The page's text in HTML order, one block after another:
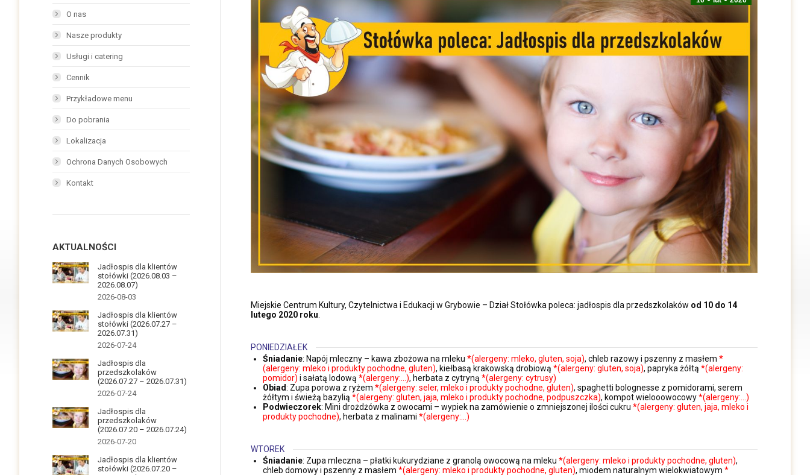
Miejskie Centrum Kultury, Czytelnictwa i Edukacji w Grybowie – Dział Stołówka poleca: jadłospis dla przedszkolaków od 10 do 14
lutego 2020 roku.
PONIEDZIAŁEK
Śniadanie: Napój mleczny – kawa zbożowa na mleku*(alergeny: mleko, gluten, soja), chleb razowy i pszenny z masłem*
(alergeny: mleko i produkty pochodne, gluten), kiełbasą krakowską drobiową*(alergeny: gluten, soja), papryka żółtą*(alergeny:
pomidor) i sałatą lodową*(alergeny:…), herbata z cytryną*(alergeny: cytrusy)
Obiad: Zupa porowa z ryżem*(alergeny: seler, mleko i produkty pochodne, gluten), spaghetti bolognesse z pomidorami, serem
żółtym i świeżą bazylią*(alergeny: gluten, jaja, mleko i produkty pochodne, podpuszczka), kompot wielooowocowy*(alergeny:…)
Podwieczorek: Mini drożdżówka z owocami – wypiek na zamówienie o zmniejszonej ilości cukru*(alergeny: gluten, jaja, mleko i
produkty pochodne), herbata z malinami*(alergeny:…)
WTOREK
Śniadanie: Zupa mleczna – płatki kukurydziane z granolą owocową na mleku*(alergeny: mleko i produkty pochodne, gluten),
chleb domowy i pszenny z masłem*(alergeny: mleko i produkty pochodne, gluten), miodem naturalnym wielokwiatowym*
O nas
Nasze produkty
Usługi i catering
Cennik
Przykładowe menu
Do pobrania
Lokalizacja
Ochrona Danych Osobowych
Kontakt
AKTUALNOŚCI
Jadłospis dla klientów
stołówki (2026.08.03 –
2026.08.07)
2026-08-03
Jadłospis dla klientów
stołówki (2026.07.27 –
2026.07.31)
2026-07-24
Jadłospis dla
przedszkolaków
(2026.07.27 – 2026.07.31)
2026-07-24
Jadłospis dla
przedszkolaków
(2026.07.20 – 2026.07.24)
2026-07-20
Jadłospis dla klientów
stołówki (2026.07.20 –